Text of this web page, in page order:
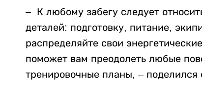
– К любому забегу следует
деталей: подготовку, питание,
распределяйте свои
поможет вам преодолеть любые
тренировочные планы, – поделился